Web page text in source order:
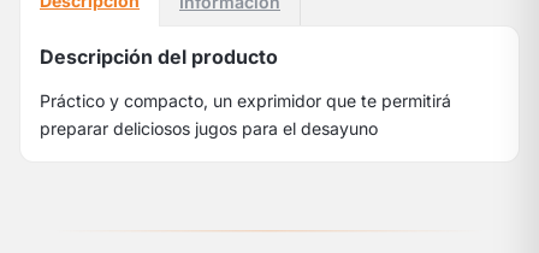
Descripción del producto
Práctico y compacto, un exprimidor que te permitirá
preparar deliciosos jugos para el desayuno